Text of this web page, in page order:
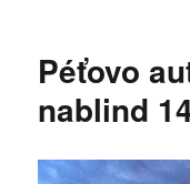
Péťovo
nablind